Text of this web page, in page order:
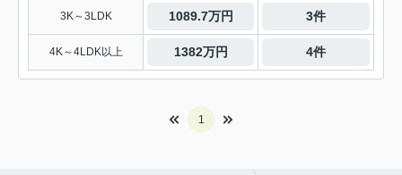
3K～3LDK 1089.7万円 3件
4K～4LDK以上 1382万円 4件
1